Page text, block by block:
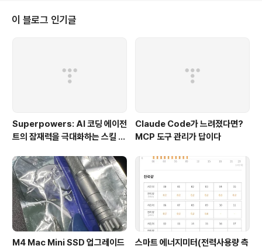
소)민감 파일 차단: .env, ~/.ssh/, ~/.aws/ 접근 denyCLAUDE.md: 보안 규
칙 명시..
이 블로그 인기글
Superpowers: AI 코딩 에이전
트의 잠재력을 극대화하는 스킬 프
Claude Code가 느려졌다면?
MCP 도구 관리가 답이다
M4 Mac Mini SSD 업그레이드
스마트 에너지미터(전력사용량 측